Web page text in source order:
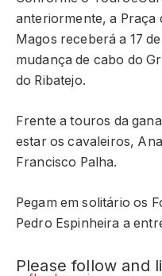
anteriormente, a Praça
Magos receberá a 17
mudança de cabo do
do Ribatejo.
Frente a touros da
estar os cavaleiros,
Francisco Palha.
Pegam em solitário os
Pedro Espinheira a
Please follow and